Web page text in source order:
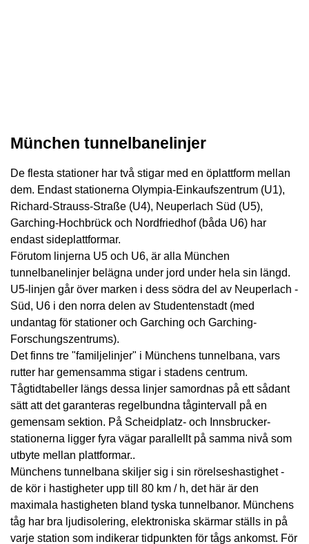
München tunnelbanelinjer
De flesta stationer har två stigar med en öplattform mellan
dem. Endast stationerna Olympia-Einkaufszentrum (U1),
Richard-Strauss-Straße (U4), Neuperlach Süd (U5),
Garching-Hochbrück och Nordfriedhof (båda U6) har
endast sideplattformar.
Förutom linjerna U5 och U6, är alla München
tunnelbanelinjer belägna under jord under hela sin längd.
U5-linjen går över marken i dess södra del av Neuperlach -
Süd, U6 i den norra delen av Studentenstadt (med
undantag för stationer och Garching och Garching-
Forschungszentrums).
Det finns tre "familjelinjer" i Münchens tunnelbana, vars
rutter har gemensamma stigar i stadens centrum.
Tågtidtabeller längs dessa linjer samordnas på ett sådant
sätt att det garanteras regelbundna tågintervall på en
gemensam sektion. På Scheidplatz- och Innsbrucker-
stationerna ligger fyra vägar parallellt på samma nivå som
utbyte mellan plattformar..
Münchens tunnelbana skiljer sig i sin rörelseshastighet -
de kör i hastigheter upp till 80 km / h, det här är den
maximala hastigheten bland tyska tunnelbanor. Münchens
tåg har bra ljudisolering, elektroniska skärmar ställs in på
varje station som indikerar tidpunkten för tågs ankomst. För